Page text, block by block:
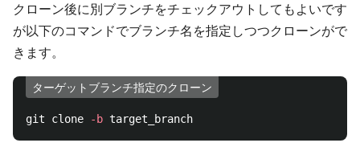
クローン後に別ブランチをチェックアウトしてもよいです
が以下のコマンドでブランチ名を指定しつつクローンがで
きます。
ターゲットブランチ指定のクローン
git clone -b